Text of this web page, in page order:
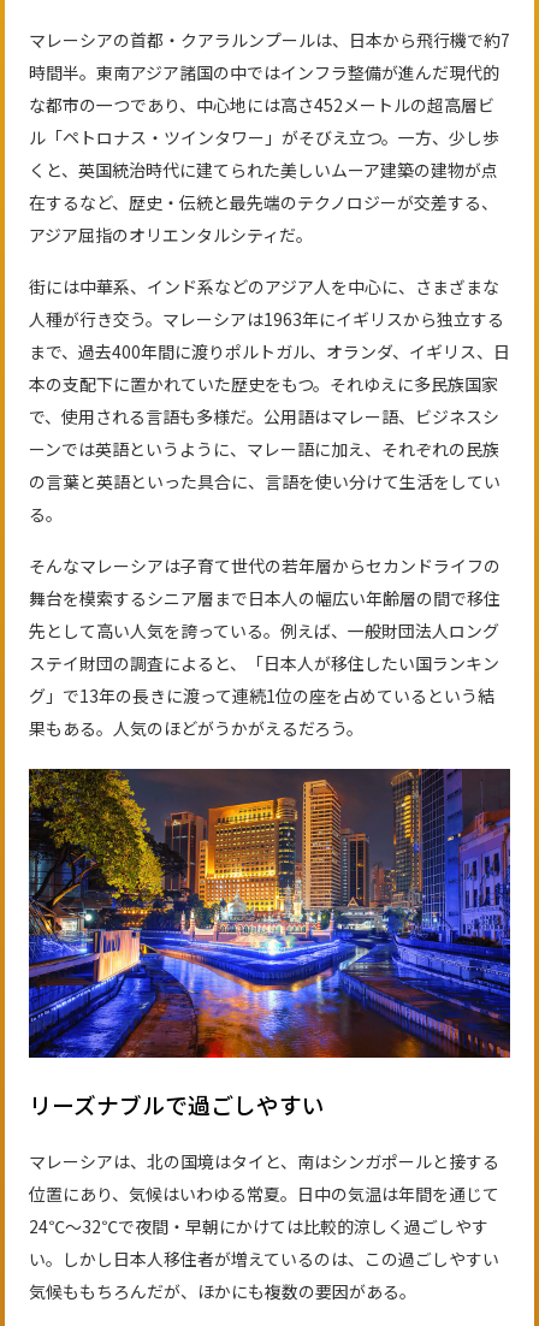
マレーシアの首都・クアラルンプールは、日本から飛行機で約7
時間半。東南アジア諸国の中ではインフラ整備が進んだ現代的
な都市の一つであり、中心地には高さ452メートルの超高層ビ
ル「ペトロナス・ツインタワー」がそびえ立つ。一方、少し歩
くと、英国統治時代に建てられた美しいムーア建築の建物が点
在するなど、歴史・伝統と最先端のテクノロジーが交差する、
アジア屈指のオリエンタルシティだ。
街には中華系、インド系などのアジア人を中心に、さまざまな
人種が行き交う。マレーシアは1963年にイギリスから独立する
まで、過去400年間に渡りポルトガル、オランダ、イギリス、日
本の支配下に置かれていた歴史をもつ。それゆえに多民族国家
で、使用される言語も多様だ。公用語はマレー語、ビジネスシ
ーンでは英語というように、マレー語に加え、それぞれの民族
の言葉と英語といった具合に、言語を使い分けて生活をしてい
る。
そんなマレーシアは子育て世代の若年層からセカンドライフの
舞台を模索するシニア層まで日本人の幅広い年齢層の間で移住
先として高い人気を誇っている。例えば、一般財団法人ロング
ステイ財団の調査によると、「日本人が移住したい国ランキン
グ」で13年の長きに渡って連続1位の座を占めているという結
果もある。人気のほどがうかがえるだろう。
リーズナブルで過ごしやすい
マレーシアは、北の国境はタイと、南はシンガポールと接する
位置にあり、気候はいわゆる常夏。日中の気温は年間を通じて
24℃～32℃で夜間・早朝にかけては比較的涼しく過ごしやす
い。しかし日本人移住者が増えているのは、この過ごしやすい
気候ももちろんだが、ほかにも複数の要因がある。